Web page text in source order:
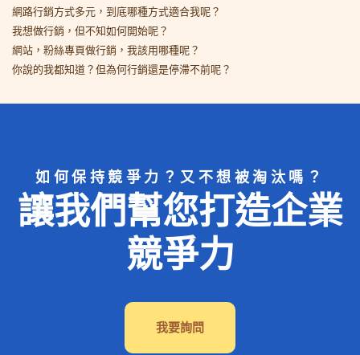
網路行銷方式多元，到底哪種方式適合我呢？
我想做行銷，但不知如何開始呢？
網站，粉絲專頁做行銷，我該用哪種呢？
你說的我都知道？但為何行銷還是停滯不前呢？
如何保持競爭力？又不想被淘汰嗎？
讓我們幫您打造企業
競爭力
我要詢問